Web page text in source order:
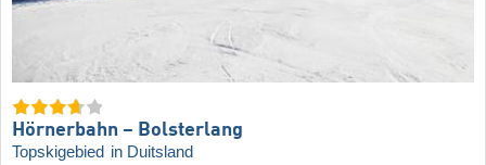
Hörnerbahn – Bolsterlang
Topskigebied in Duitsland